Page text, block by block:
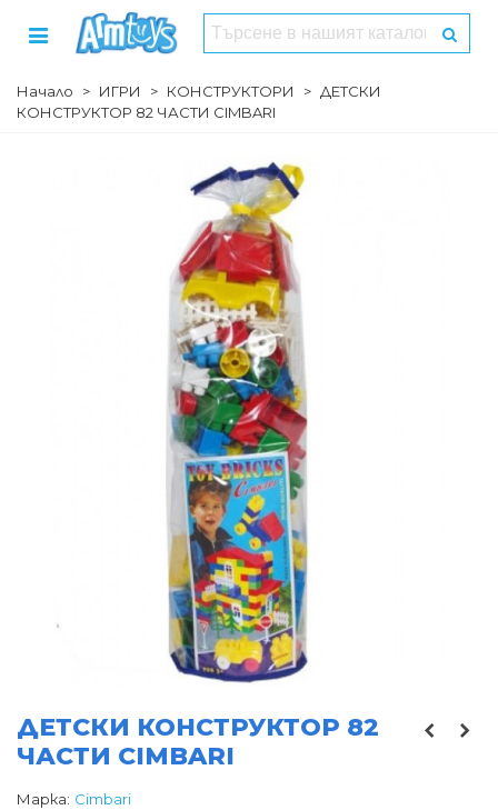
Начало > ИГРИ > КОНСТРУКТОРИ > ДЕТСКИ
КОНСТРУКТОР 82 ЧАСТИ CIMBARI
ДЕТСКИ КОНСТРУКТОР 82
ЧАСТИ CIMBARI
Марка: Cimbari